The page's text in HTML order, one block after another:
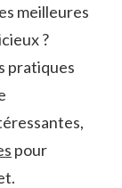
meilleures
?
pratiques
pour